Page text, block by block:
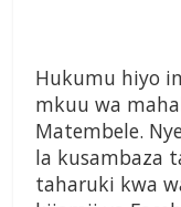
Hukumu hiyo
mkuu wa
Matembele.
la kusambaza
taharuki kwa